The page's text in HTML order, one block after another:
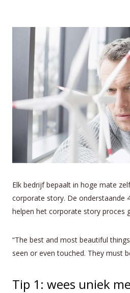
Elk bedrijf bepaalt in hoge mate
corporate story. De onderstaande
helpen het corporate story proces
“The best and most beautiful
seen or even touched. They must
Tip 1: wees uniek